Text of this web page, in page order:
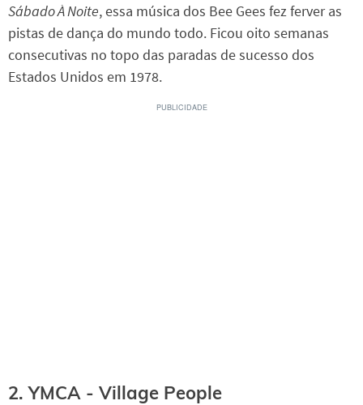
Sábado À Noite, essa música dos Bee Gees fez ferver as
pistas de dança do mundo todo. Ficou oito semanas
consecutivas no topo das paradas de sucesso dos
Estados Unidos em 1978.
2. YMCA - Village People